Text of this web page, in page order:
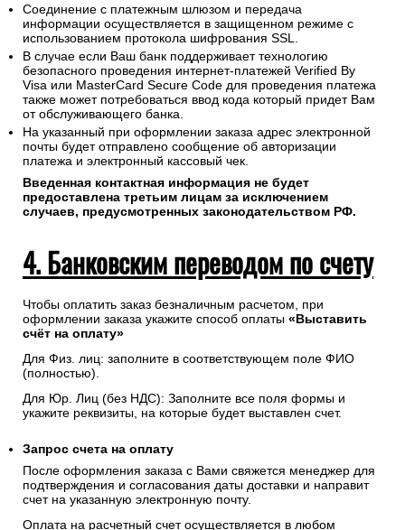
Соединение с платежным шлюзом и передача
информации осуществляется в защищенном режиме с
использованием протокола шифрования SSL.
В случае если Ваш банк поддерживает технологию
безопасного проведения интернет-платежей Verified By
Visa или MasterCard Secure Code для проведения платежа
также может потребоваться ввод кода который придет Вам
от обслуживающего банка.
На указанный при оформлении заказа адрес электронной
почты будет отправлено сообщение об авторизации
платежа и электронный кассовый чек.
Введенная контактная информация не будет
предоставлена третьим лицам за исключением
случаев, предусмотренных законодательством РФ.
4. Банковским переводом по счету
Чтобы оплатить заказ безналичным расчетом, при
оформлении заказа укажите способ оплаты «Выставить
счёт на оплату»
Для Физ. лиц: заполните в соответствующем поле ФИО
(полностью).
Для Юр. Лиц (без НДС): Заполните все поля формы и
укажите реквизиты, на которые будет выставлен счет.
Запрос счета на оплату
После оформления заказа с Вами свяжется менеджер для
подтверждения и согласования даты доставки и направит
счет на указанную электронную почту.
Оплата на расчетный счет осуществляется в любом